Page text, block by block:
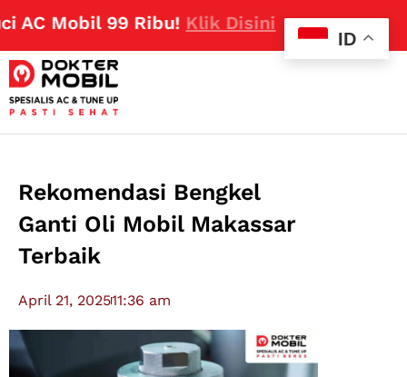
99 Ribu! Klik Disini
Rekomendasi Bengkel
Ganti Oli Mobil Makassar
Terbaik
April 21, 202511:36 am
ID